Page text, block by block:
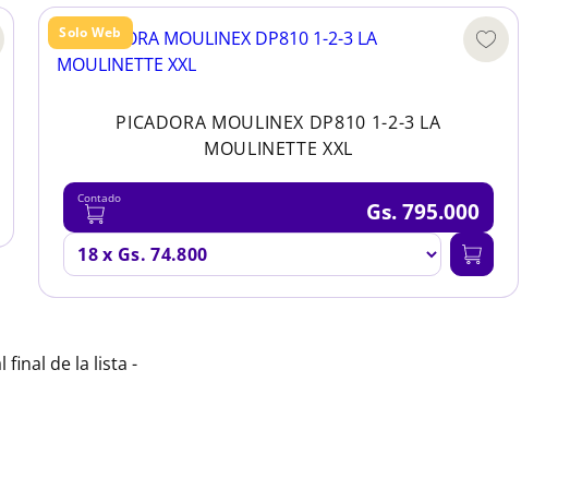
Solo Web
PICADORA MOULINEX DP810 1-2-3 LA
MOULINETTE XXL
Contado Gs. 795.000
final de la lista -